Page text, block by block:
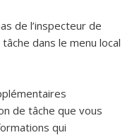
de l’inspecteur de
dans le menu local
de tâche que vous
qui